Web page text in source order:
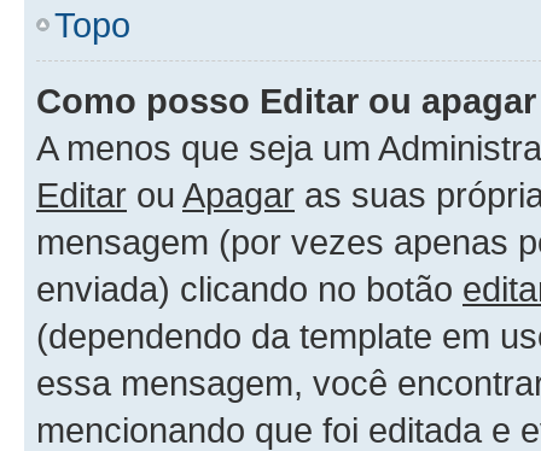
Topo
Como posso Editar ou
A menos que seja um
Editar ou Apagar as suas
mensagem (por vezes apenas
enviada) clicando no botão
(dependendo da template em
essa mensagem, você
mencionando que foi editada e